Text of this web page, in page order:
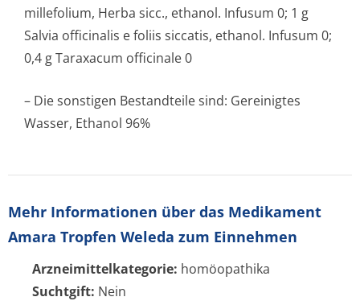
millefolium, Herba sicc., ethanol. Infusum 0; 1 g
Salvia officinalis e foliis siccatis, ethanol. Infusum 0;
0,4 g Taraxacum officinale 0
– Die sonstigen Bestandteile sind: Gereinigtes
Wasser, Ethanol 96%
Mehr Informationen über das Medikament
Amara Tropfen Weleda zum Einnehmen
Arzneimittelkategorie: homöopathika
Suchtgift: Nein